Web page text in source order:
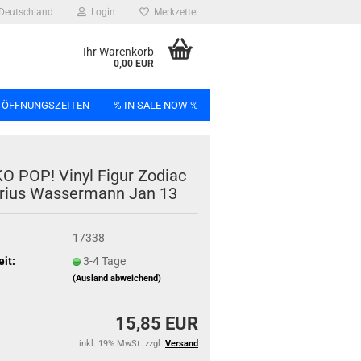
Deutschland Login Merkzettel
Ihr Warenkorb
0,00 EUR
% IN SALE NOW %
POP! Vinyl Figur Zo­diac
Was­ser­mann Jan 13
17338
3-4 Tage
(Ausland abweichend)
15,85 EUR
inkl. 19% MwSt. zzgl. Versand